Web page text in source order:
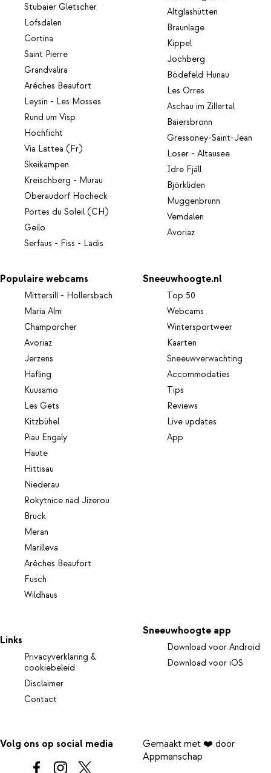
Stubaier Gletscher
Lofsdalen
Cortina
Saint Pierre
Grandvalira
Arêches Beaufort
Leysin - Les Mosses
Rund um Visp
Hochficht
Via Lattea (Fr)
Skeikampen
Kreischberg - Murau
Oberaudorf Hocheck
Portes du Soleil (CH)
Geilo
Serfaus - Fiss - Ladis
Altglashütten
Braunlage
Kippel
Jochberg
Bödefeld Hunau
Les Orres
Aschau im Zillertal
Baiersbronn
Gressoney-Saint-Jean
Loser - Altausee
Idre Fjäll
Björkliden
Muggenbrunn
Vemdalen
Avoriaz
Populaire webcams
Mittersill - Hollersbach
Maria Alm
Champorcher
Avoriaz
Jerzens
Hafling
Kuusamo
Les Gets
Kitzbühel
Piau Engaly
Haute
Hittisau
Niederau
Rokytnice nad Jizerou
Bruck
Meran
Marilleva
Arêches Beaufort
Fusch
Wildhaus
Sneeuwhoogte.nl
Top 50
Webcams
Wintersportweer
Kaarten
Sneeuwverwachting
Accommodaties
Tips
Reviews
Live updates
App
Links
Privacyverklaring &
cookiebeleid
Disclaimer
Contact
Sneeuwhoogte app
Download voor Android
Download voor iOS
Volg ons op social media
Gemaakt met ❤️ door
Appmanschap